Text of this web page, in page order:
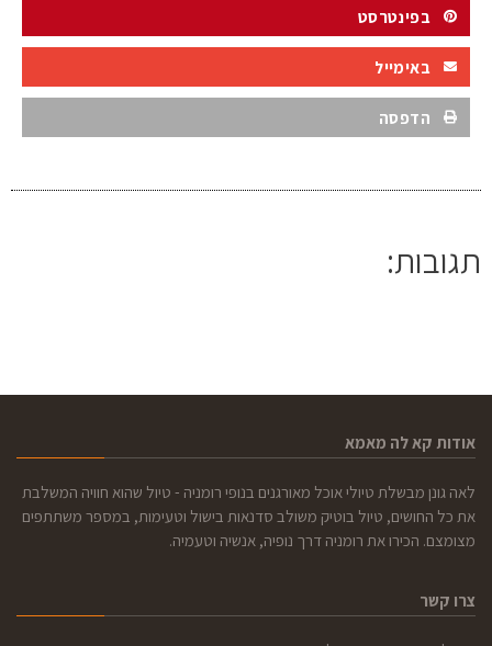
בפינטרסט
באימייל
הדפסה
תגובות:
אודות קא לה מאמא
לאה גונן מבשלת טיולי אוכל מאורגנים בנופי רומניה - טיול שהוא חוויה המשלבת
את כל החושים, טיול בוטיק משולב סדנאות בישול וטעימות, במספר משתתפים
מצומצם. הכירו את רומניה דרך נופיה, אנשיה וטעמיה.
צרו קשר